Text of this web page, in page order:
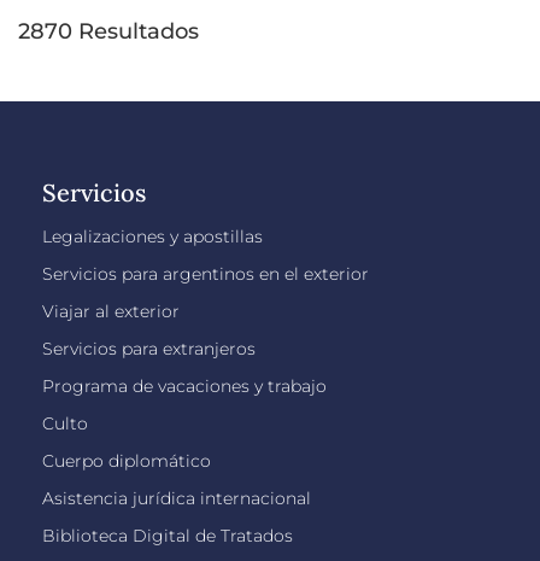
2870 Resultados
Servicios
Legalizaciones y apostillas
Servicios para argentinos en el exterior
Viajar al exterior
Servicios para extranjeros
Programa de vacaciones y trabajo
Culto
Cuerpo diplomático
Asistencia jurídica internacional
Biblioteca Digital de Tratados